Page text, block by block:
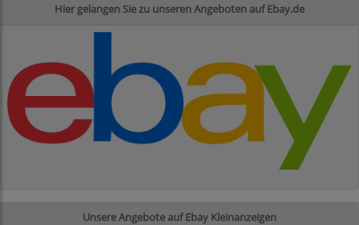
Hier gelangen Sie zu unseren Angeboten auf Ebay.de
Unsere Angebote auf Ebay Kleinanzeigen